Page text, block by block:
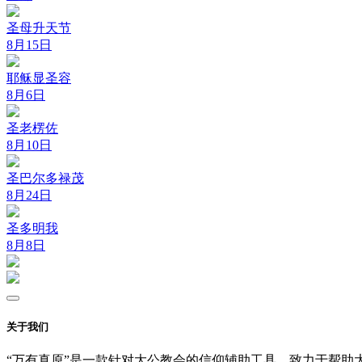
圣母升天节
8月15日
耶稣显圣容
8月6日
圣老楞佐
8月10日
圣巴尔多禄茂
8月24日
圣多明我
8月8日
关于我们